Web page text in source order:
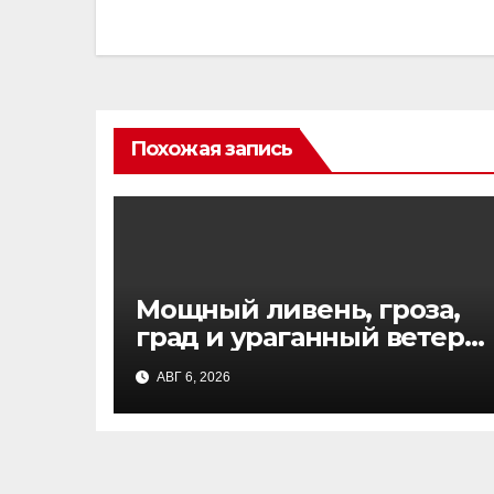
Похожая запись
Мощный ливень, гроза,
град и ураганный ветер в
Москве: прогноз
синоптиков и правила
безопасности
АВГ 6, 2026